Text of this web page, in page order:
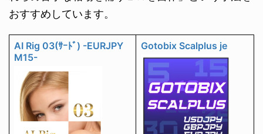
おすすめしています。
AI Rig 03(ｻｰﾄﾞ) -EURJPY
M15-
Gotobix Scalplus je